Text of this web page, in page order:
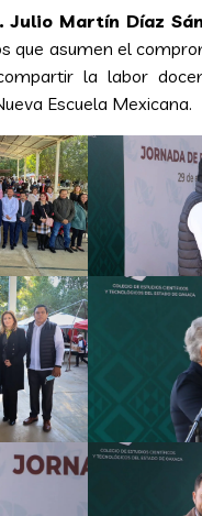
Julio Martín Díaz
que asumen el
la labor
Escuela Mexicana.